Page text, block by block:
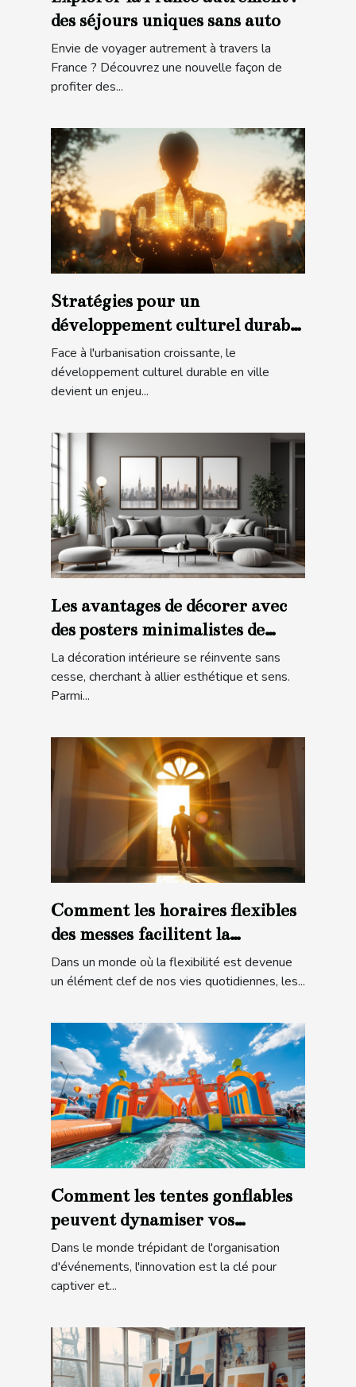
des séjours uniques sans auto
Envie de voyager autrement à travers la
France ? Découvrez une nouvelle façon de
profiter des...
Stratégies pour un
développement culturel durable
en ville
Face à l'urbanisation croissante, le
développement culturel durable en ville
devient un enjeu...
Les avantages de décorer avec
des posters minimalistes de
villes
La décoration intérieure se réinvente sans
cesse, cherchant à allier esthétique et sens.
Parmi...
Comment les horaires flexibles
des messes facilitent la
participation
Dans un monde où la flexibilité est devenue
un élément clef de nos vies quotidiennes, les...
Comment les tentes gonflables
peuvent dynamiser vos
événements
Dans le monde trépidant de l'organisation
d'événements, l'innovation est la clé pour
captiver et...